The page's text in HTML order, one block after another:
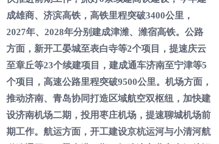
成雄商、济滨高铁，高铁里程突破3400公里，
2027年、2028年分别建成津潍、潍宿高铁。公路
方面，新开工晏城至表白寺等2个项目，提速庆云
至章丘等23个续建项目，建成通车济南至宁津等5
个项目，高速公路里程突破9500公里。机场方面，
推动济南、青岛协同打造区域航空双枢纽，加快建
设济南机场二期，投用枣庄机场，提速聊城机场前
期工作。航运方面，开工建设京杭运河与小清河航